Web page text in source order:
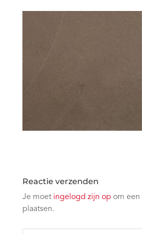
Reactie verzenden
Je moet ingelogd zijn op om een
plaatsen.